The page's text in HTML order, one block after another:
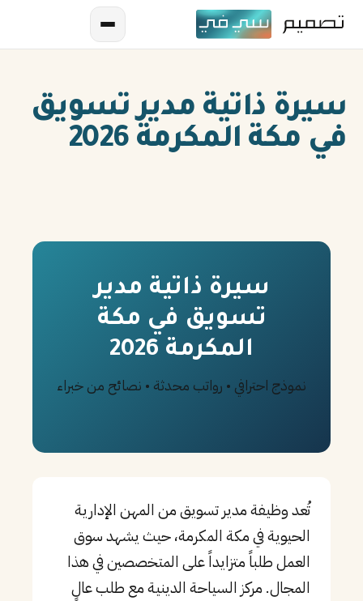
ES
FR
IN
PT
TR
سيرة ذاتية مدير تسويق
في مكة المكرمة 2026
سيرة ذاتية مدير
تسويق في مكة
المكرمة 2026
نموذج احترافي • رواتب محدثة • نصائح من خبراء
تُعد وظيفة مدير تسويق من المهن الإدارية
الحيوية في مكة المكرمة، حيث يشهد سوق
العمل طلباً متزايداً على المتخصصين في هذا
المجال. مركز السياحة الدينية مع طلب عالٍ